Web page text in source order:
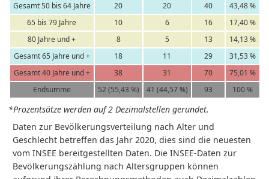
Gesamt 50 bis 64 Jahre
20 20 40
43,48 %
65 bis 79 Jahre
10 6 16
17,40 %
80 Jahre und +
8 5 13
14,13 %
Gesamt 65 Jahre und +
18 11 29
31,53 %
Gesamt 40 Jahre und +
38 31 70
75,01 %
Endsumme
52 (55,43 %) 41 (44,57 %) 93 100 %
*Prozentsätze werden auf 2 Dezimalstellen gerundet.
Daten zur Bevölkerungsverteilung nach Alter und
Geschlecht betreffen das Jahr 2020, dies sind die neuesten
vom INSEE bereitgestellten Daten. Die INSEE-Daten zur
Bevölkerungszählung nach Altersgruppen können